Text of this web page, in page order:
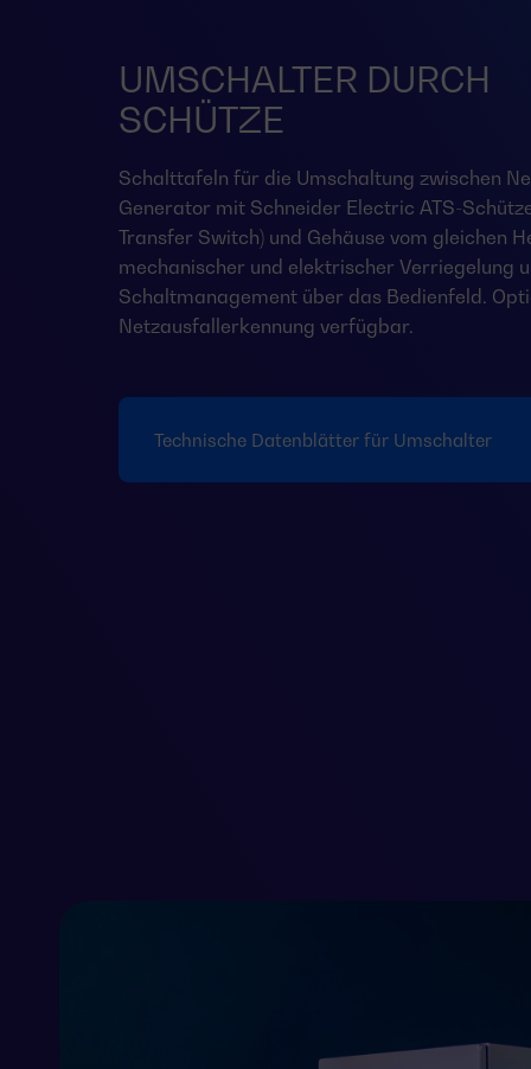
UMSCHALTER DURCH
SCHÜTZE
Schalttafeln für die Umschaltung zwischen
Generator mit Schneider Electric ATS-
Transfer Switch) und Gehäuse vom gleichen
mechanischer und elektrischer Verriegelung
Schaltmanagement über das Bedienfeld.
Netzausfallerkennung verfügbar.
Technische Datenblätter für Umschalter